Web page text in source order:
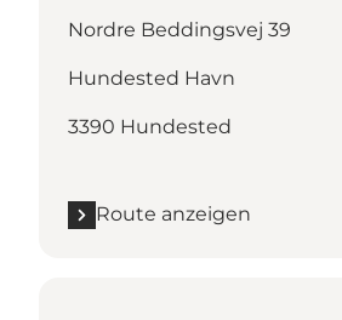
Nordre Beddingsvej 39
Hundested Havn
3390 Hundested
Route anzeigen